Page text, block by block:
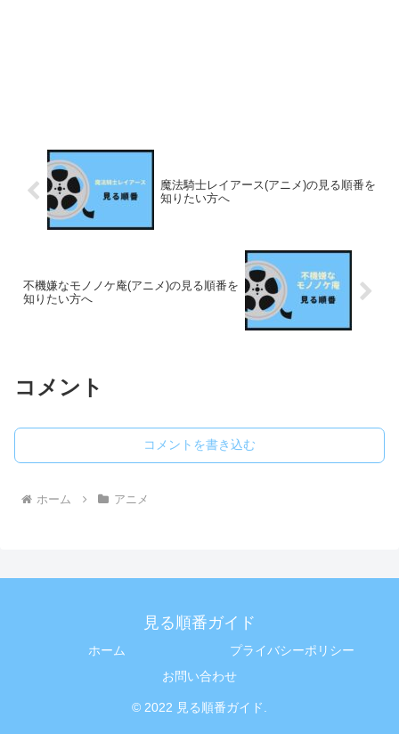
魔法騎士レイアース(アニメ)の見る順番を
知りたい方へ
不機嫌なモノノケ庵(アニメ)の見る順番を
知りたい方へ
コメント
コメントを書き込む
ホーム アニメ
見る順番ガイド
ホーム
プライバシーポリシー
お問い合わせ
© 2022 見る順番ガイド.